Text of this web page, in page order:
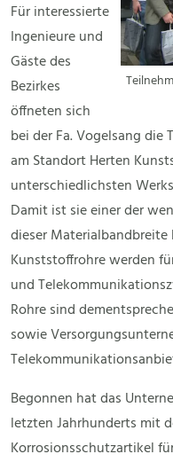
Für interessierte
Ingenieure und
Gäste des
Bezirkes
öffneten sich
bei der Fa. Vogelsang die
am Standort Herten
unterschiedlichsten
Damit ist sie einer der
dieser
Kunststoffrohre werden
und
Rohre sind
sowie
Begonnen hat das
letzten Jahrhunderts mit
Korrosionsschutzartikel